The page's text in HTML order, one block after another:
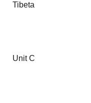
Tibeta
Unit C